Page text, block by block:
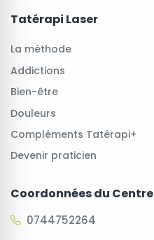
Tatérapi Laser
La méthode
Addictions
Bien-être
Douleurs
Compléments Tatérapi+
Devenir praticien
Coordonnées du Centre
0744752264